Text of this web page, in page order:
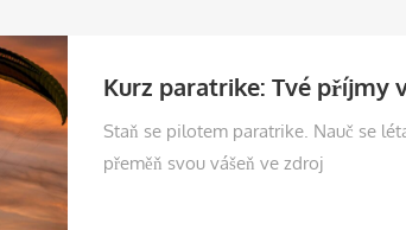
Kurz paratrike: Tvé příjmy
Staň se pilotem paratrike. Nauč se
přeměň svou vášeň ve zdroj